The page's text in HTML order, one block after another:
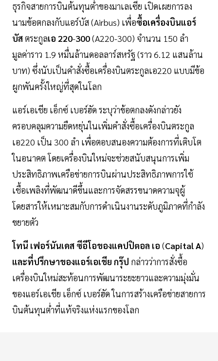
ธุรกิจสายการบินต้นทุนต่ำของมาเลเซีย เปิดเผยการลง
นามข้อตกลงกับแอร์บัส (Airbus) เพื่อซื้อเครื่องบินแอร์
บัสตระกูลเอ 220-300(A220-300) จำนวน 150 ลำ
มูลค่าราว 1.9 หมื่นล้านดอลลาร์สหรัฐ (ราว 6.12 แสนล้าน
บาท) ซึ่งนับเป็นคำสั่งซื้อเครื่องบินตระกูลเอ220 แบบมีข้อ
ผูกพันครั้งใหญ่ที่สุดในโลก
แอร์เอเชีย เอ็กซ์ เบอร์ฮัด ระบุว่าข้อตกลงดังกล่าวยัง
ครอบคลุมความยืดหยุ่นในเพิ่มคำสั่งซื้อเครื่องบินตระกูล
เอ220 เป็น 300 ลำ เพื่อตอบสนองความต้องการที่เติบโต
ในอนาคต โดยเครื่องบินใหม่จะช่วยสนับสนุนการเพิ่ม
ประสิทธิภาพเครือข่ายการบินผ่านประสิทธิภาพการใช้
เชื้อเพลิงที่พัฒนาดีขึ้นและการจัดสรรขนาดความจุผู้
โดยสารให้เหมาะสมกับการดำเนินงานระดับภูมิภาคที่กำลัง
ขยายตัว
โทนี เฟอร์นันเดส ซีอีโอของแคปปิตอล เอ (CapitalA)
และที่ปรึกษาของแอร์เอเชีย กรุ๊ป กล่าวว่าการสั่งซื้อ
เครื่องบินใหม่สะท้อนการพัฒนาระยะยาวและความมุ่งมั่น
ของแอร์เอเชีย เอ็กซ์ เบอร์ฮัด ในการสร้างเครือข่ายสายการ
บินต้นทุนต่ำที่แท้จริงแห่งแรกของโลก